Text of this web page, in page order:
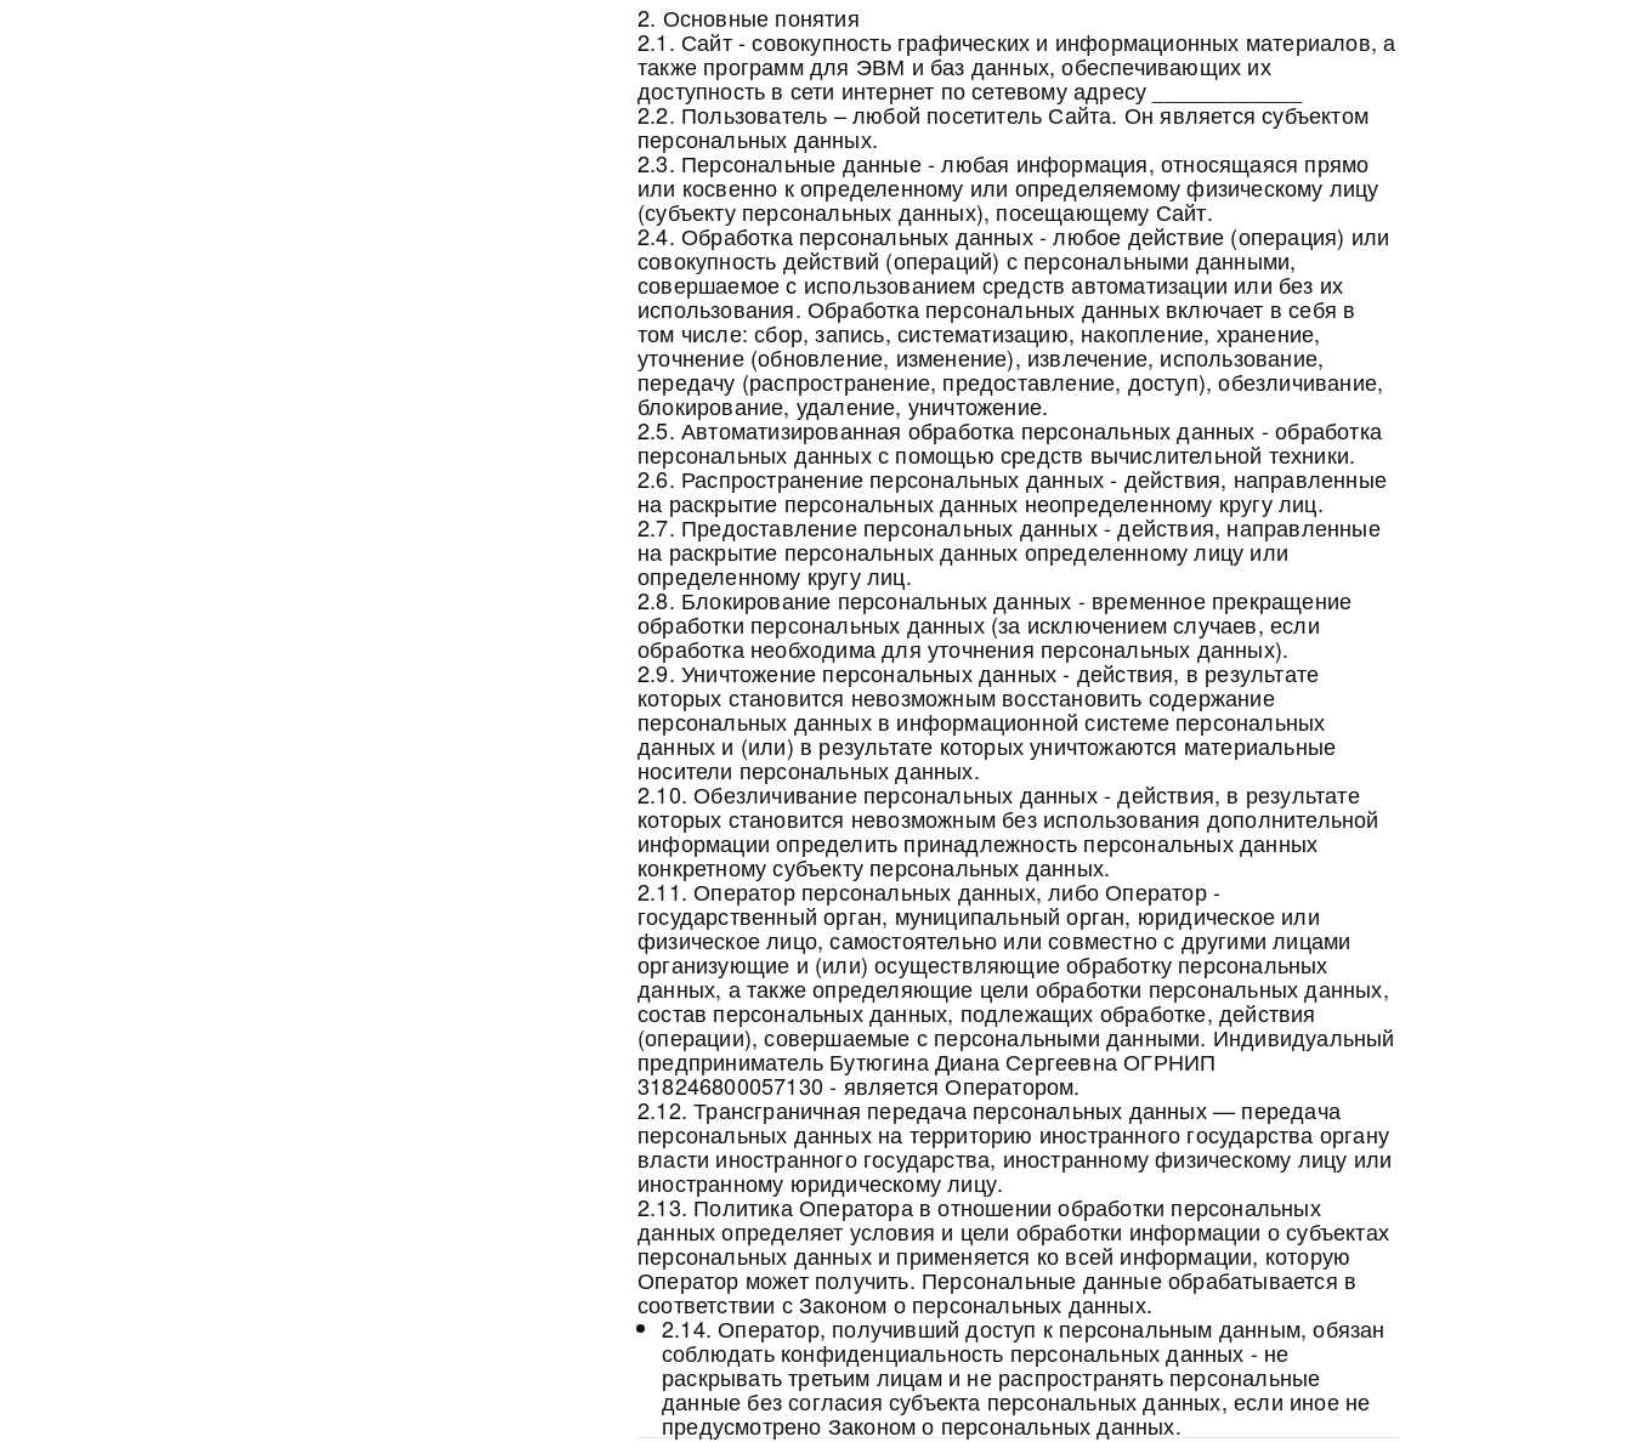
2. Основные понятия
2.1. Сайт - совокупность графических и информационных материалов, а
также программ для ЭВМ и баз данных, обеспечивающих их
доступность в сети интернет по сетевому адресу ____________
2.2. Пользователь – любой посетитель Сайта. Он является субъектом
персональных данных.
2.3. Персональные данные - любая информация, относящаяся прямо
или косвенно к определенному или определяемому физическому лицу
(субъекту персональных данных), посещающему Сайт.
2.4. Обработка персональных данных - любое действие (операция) или
совокупность действий (операций) с персональными данными,
совершаемое с использованием средств автоматизации или без их
использования. Обработка персональных данных включает в себя в
том числе: сбор, запись, систематизацию, накопление, хранение,
уточнение (обновление, изменение), извлечение, использование,
передачу (распространение, предоставление, доступ), обезличивание,
блокирование, удаление, уничтожение.
2.5. Автоматизированная обработка персональных данных - обработка
персональных данных с помощью средств вычислительной техники.
2.6. Распространение персональных данных - действия, направленные
на раскрытие персональных данных неопределенному кругу лиц.
2.7. Предоставление персональных данных - действия, направленные
на раскрытие персональных данных определенному лицу или
определенному кругу лиц.
2.8. Блокирование персональных данных - временное прекращение
обработки персональных данных (за исключением случаев, если
обработка необходима для уточнения персональных данных).
2.9. Уничтожение персональных данных - действия, в результате
которых становится невозможным восстановить содержание
персональных данных в информационной системе персональных
данных и (или) в результате которых уничтожаются материальные
носители персональных данных.
2.10. Обезличивание персональных данных - действия, в результате
которых становится невозможным без использования дополнительной
информации определить принадлежность персональных данных
конкретному субъекту персональных данных.
2.11. Оператор персональных данных, либо Оператор -
государственный орган, муниципальный орган, юридическое или
физическое лицо, самостоятельно или совместно с другими лицами
организующие и (или) осуществляющие обработку персональных
данных, а также определяющие цели обработки персональных данных,
состав персональных данных, подлежащих обработке, действия
(операции), совершаемые с персональными данными. Индивидуальный
предприниматель Бутюгина Диана Сергеевна ОГРНИП
318246800057130 - является Оператором.
2.12. Трансграничная передача персональных данных — передача
персональных данных на территорию иностранного государства органу
власти иностранного государства, иностранному физическому лицу или
иностранному юридическому лицу.
2.13. Политика Оператора в отношении обработки персональных
данных определяет условия и цели обработки информации о субъектах
персональных данных и применяется ко всей информации, которую
Оператор может получить. Персональные данные обрабатывается в
соответствии с Законом о персональных данных.
2.14. Оператор, получивший доступ к персональным данным, обязан
соблюдать конфиденциальность персональных данных - не
раскрывать третьим лицам и не распространять персональные
данные без согласия субъекта персональных данных, если иное не
предусмотрено Законом о персональных данных.